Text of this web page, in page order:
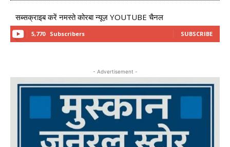
सब्सक्राइब करें नमस्ते कोरबा न्यूज़ YOUTUBE चैनल
5,770 Subscribers SUBSCRIBE
- Advertisement -